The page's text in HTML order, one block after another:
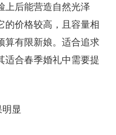
上后能营造自然光泽
的价格较高，且容量相
算有限新娘。适合追求
适合春季婚礼中需要提
显